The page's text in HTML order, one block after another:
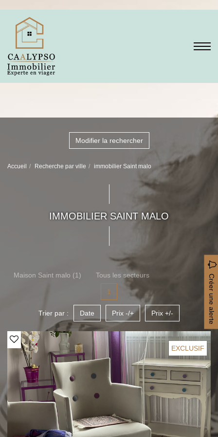
Modifier la rechercher
Accueil Recherche par ville immobilier Saint malo
IMMOBILIER SAINT MALO
Maison Saint malo (1) Tous les secteurs Créer une alerte
1
Trier par : Date Prix -/+ Prix +/-
EXCLUSIF